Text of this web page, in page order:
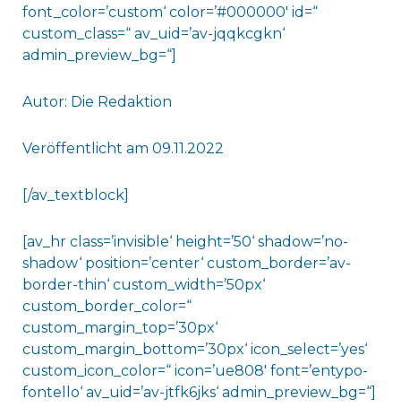
font_color=’custom‘ color=’#000000′ id=“
custom_class=“ av_uid=’av-jqqkcgkn‘
admin_preview_bg=“]
Autor: Die Redaktion
Veröffentlicht am 09.11.2022
[/av_textblock]
[av_hr class=’invisible‘ height=’50‘ shadow=’no-
shadow‘ position=’center‘ custom_border=’av-
border-thin‘ custom_width=’50px‘
custom_border_color=“
custom_margin_top=’30px‘
custom_margin_bottom=’30px‘ icon_select=’yes‘
custom_icon_color=“ icon=’ue808′ font=’entypo-
fontello‘ av_uid=’av-jtfk6jks‘ admin_preview_bg=“]